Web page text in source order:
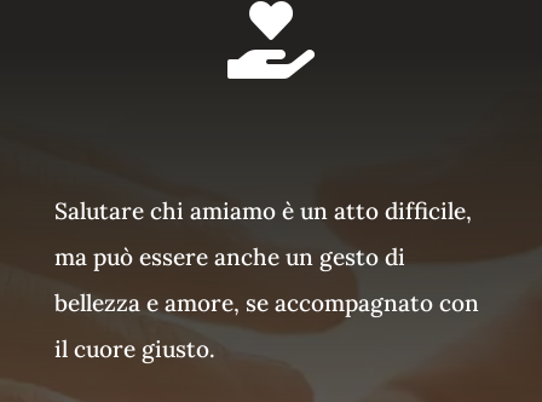

Salutare chi amiamo è un atto difficile,
ma può essere anche un gesto di
bellezza e amore, se accompagnato con
il cuore giusto.